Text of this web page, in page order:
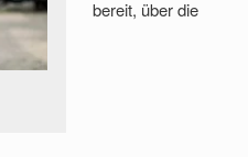
bereit, über die